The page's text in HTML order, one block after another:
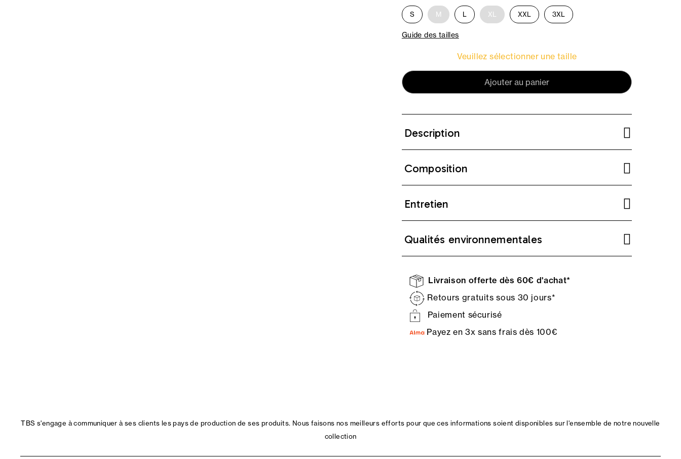
S M L XL XXL 3XL
Guide des tailles
Veuillez sélectionner une taille
Ajouter au panier
Description
Composition
Entretien
Qualités environnementales
Livraison offerte dès 60€ d'achat*
Retours gratuits sous 30 jours*
Paiement sécurisé
Payez en 3x sans frais dès 100€
TBS s'engage à communiquer à ses clients les pays de production de ses produits. Nous faisons nos meilleurs efforts pour que ces informations soient disponibles sur l'ensemble de notre nouvelle
collection